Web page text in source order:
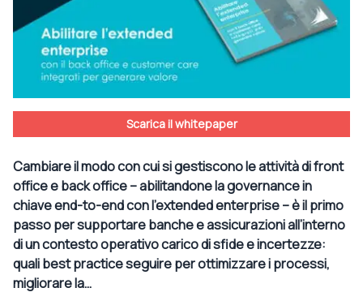
Scarica il whitepaper
Cambiare il modo con cui si gestiscono le attività di front
office e back office – abilitandone la governance in
chiave end-to-end con l’extended enterprise – è il primo
passo per supportare banche e assicurazioni all’interno
di un contesto operativo carico di sfide e incertezze:
quali best practice seguire per ottimizzare i processi,
migliorare la…